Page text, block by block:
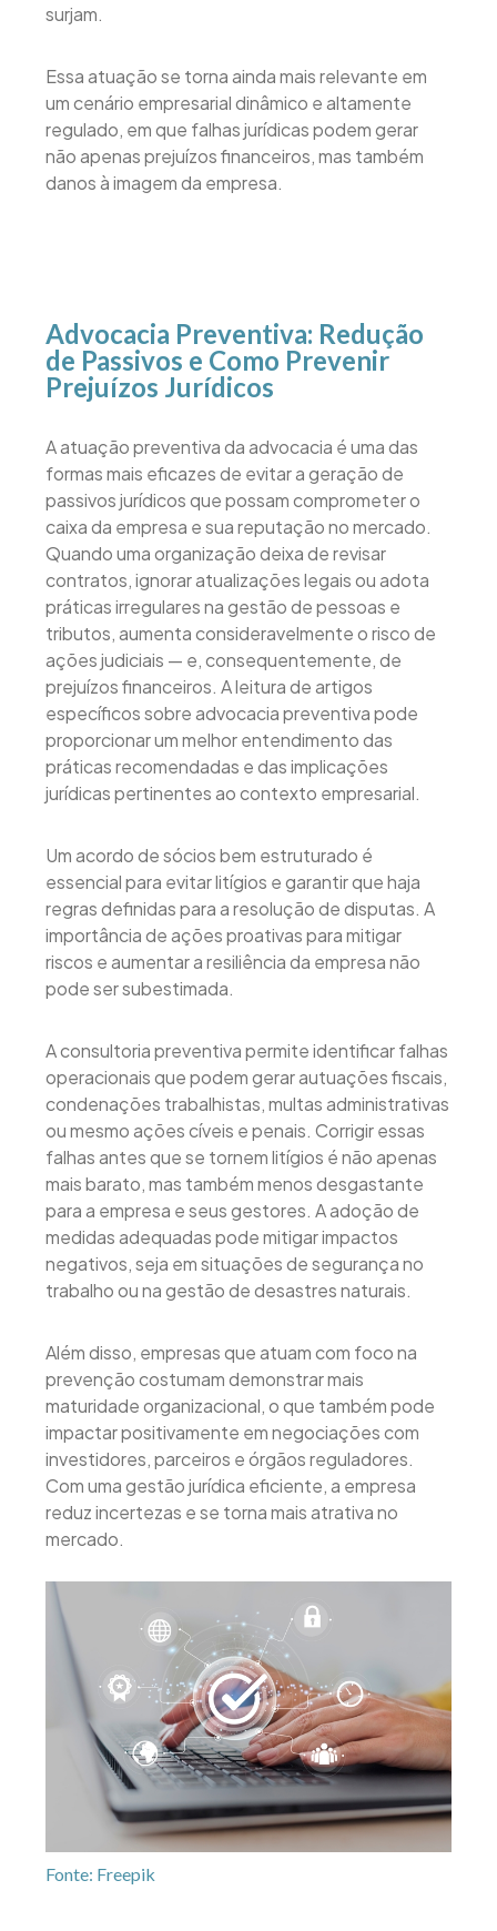
surjam.
Essa atuação se torna ainda mais relevante em
um cenário empresarial dinâmico e altamente
regulado, em que falhas jurídicas podem gerar
não apenas prejuízos financeiros, mas também
danos à imagem da empresa.
Advocacia Preventiva: Redução
de Passivos e Como Prevenir
Prejuízos Jurídicos
A atuação preventiva da advocacia é uma das
formas mais eficazes de evitar a geração de
passivos jurídicos que possam comprometer o
caixa da empresa e sua reputação no mercado.
Quando uma organização deixa de revisar
contratos, ignorar atualizações legais ou adota
práticas irregulares na gestão de pessoas e
tributos, aumenta consideravelmente o risco de
ações judiciais — e, consequentemente, de
prejuízos financeiros. A leitura de artigos
específicos sobre advocacia preventiva pode
proporcionar um melhor entendimento das
práticas recomendadas e das implicações
jurídicas pertinentes ao contexto empresarial.
Um acordo de sócios bem estruturado é
essencial para evitar litígios e garantir que haja
regras definidas para a resolução de disputas. A
importância de ações proativas para mitigar
riscos e aumentar a resiliência da empresa não
pode ser subestimada.
A consultoria preventiva permite identificar falhas
operacionais que podem gerar autuações fiscais,
condenações trabalhistas, multas administrativas
ou mesmo ações cíveis e penais. Corrigir essas
falhas antes que se tornem litígios é não apenas
mais barato, mas também menos desgastante
para a empresa e seus gestores. A adoção de
medidas adequadas pode mitigar impactos
negativos, seja em situações de segurança no
trabalho ou na gestão de desastres naturais.
Além disso, empresas que atuam com foco na
prevenção costumam demonstrar mais
maturidade organizacional, o que também pode
impactar positivamente em negociações com
investidores, parceiros e órgãos reguladores.
Com uma gestão jurídica eficiente, a empresa
reduz incertezas e se torna mais atrativa no
mercado.
Fonte: Freepik